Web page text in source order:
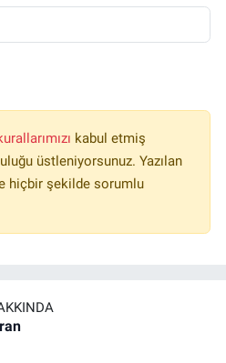
kabul etmiş
üstleniyorsunuz. Yazılan
hiçbir şekilde sorumlu